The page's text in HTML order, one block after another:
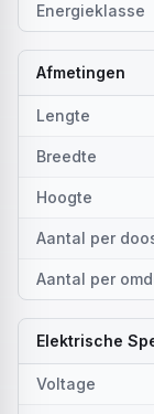
Energieklasse
Afmetingen
Lengte
Breedte
Hoogte
Aantal per
Aantal per
Elektrische
Voltage